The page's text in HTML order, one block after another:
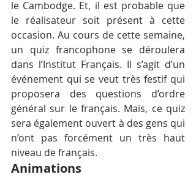
le Cambodge. Et, il est probable que
le réalisateur soit présent à cette
occasion. Au cours de cette semaine,
un quiz francophone se déroulera
dans l’Institut Français. Il s’agit d’un
événement qui se veut très festif qui
proposera des questions d’ordre
général sur le français. Mais, ce quiz
sera également ouvert à des gens qui
n’ont pas forcément un très haut
niveau de français.
Animations